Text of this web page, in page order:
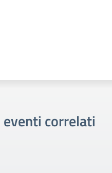
correlati